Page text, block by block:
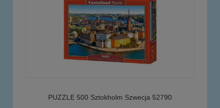
PUZZLE 500 Sztokholm Szwecja 52790